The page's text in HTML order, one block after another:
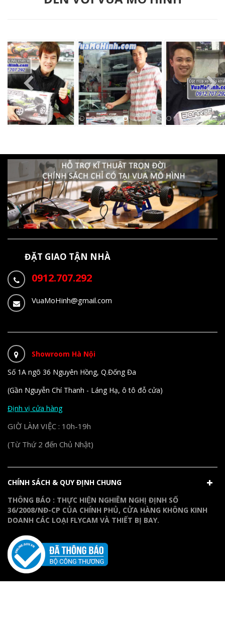
ĐẶT GIAO TẬN NHÀ
0912.707.292
VuaMoHinh@gmail.com
Showroom Hà Nội
Số 1A ngõ 36 Nguyên Hồng, Q.Đống Đa
(Gần Nguyễn Chí Thanh - Láng Hạ, ô tô đỗ cửa)
Định vị cửa hàng
GIỜ LÀM VIỆC : 10h-19h
(Từ Thứ 2 đến Chủ Nhật)
CHÍNH SÁCH & QUY ĐỊNH CHUNG
THÔNG BÁO : THỰC HIỆN NGHIÊM NGHỊ ĐỊNH SỐ
36/2008/NĐ-CP CỦA CHÍNH PHỦ, CỬA HÀNG KHÔNG KINH
DOANH CÁC LOẠI FLYCAM VÀ THIẾT BỊ BAY.